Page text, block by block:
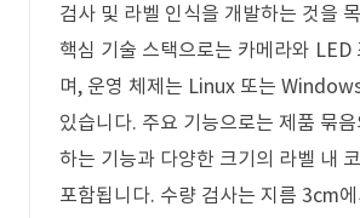
검사 및 라벨 인식을 개발하는 것을
핵심 기술 스택으로는 카메라와 LED
며, 운영 체제는 Linux 또는
있습니다. 주요 기능으로는 제품 묶
하는 기능과 다양한 크기의 라벨 내
포함됩니다. 수량 검사는 지름 3cm